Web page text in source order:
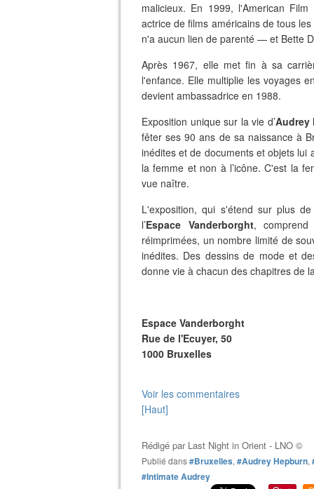
malicieux. En 1999, l'American
actrice de films américains de tous
n'a aucun lien de parenté — et Bette
Après 1967, elle met fin à sa
l'enfance. Elle multiplie les voyages
devient ambassadrice en 1988.
Exposition unique sur la vie d’Audrey
fêter ses 90 ans de sa naissance à
inédites et de documents et objets lui
la femme et non à l’icône. C'est la
vue naître.
L'exposition, qui s'étend sur plus
l’Espace Vanderborght, comprend
réimprimées, un nombre limité de
inédites. Des dessins de mode et
donne vie à chacun des chapitres de
Espace Vanderborght
Rue de l'Ecuyer, 50
1000 Bruxelles
Voir les commentaires
[Haut]
Rédigé par Last Night in Orient - LNO ©
Publié dans#Bruxelles, #Audrey Hepburn,
#Intimate Audrey